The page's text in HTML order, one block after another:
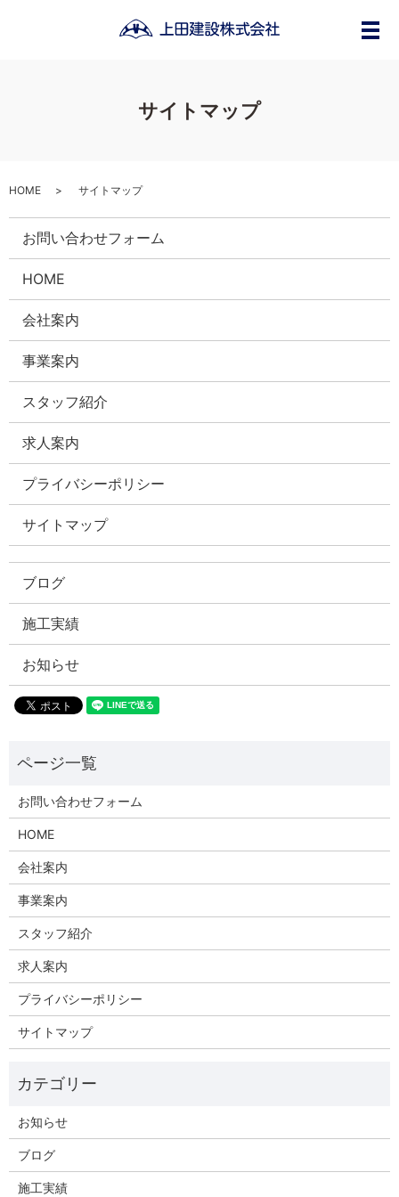
メ
サイトマップ
HOME サイトマップ
お問い合わせフォーム
HOME
会社案内
事業案内
スタッフ紹介
求人案内
プライバシーポリシー
サイトマップ
ブログ
施工実績
お知らせ
お問い合わせフォーム
HOME
会社案内
事業案内
スタッフ紹介
求人案内
プライバシーポリシー
サイトマップ
お知らせ
ブログ
施工実績